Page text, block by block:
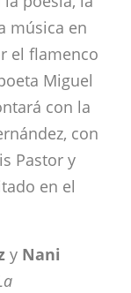
música en
el flamenco
Miguel
con la
con
Pastor y
en el
y Nani